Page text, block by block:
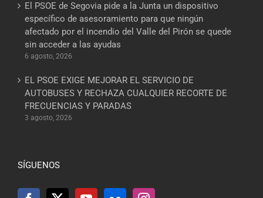
El PSOE de Segovia pide a la Junta un dispositivo
específico de asesoramiento para que ningún
afectado por el incendio del Valle del Pirón se quede
sin acceder a las ayudas
6 agosto, 2026
EL PSOE EXIGE MEJORAR EL SERVICIO DE
AUTOBUSES Y RECHAZA CUALQUIER RECORTE DE
FRECUENCIAS Y PARADAS
3 agosto, 2026
SÍGUENOS